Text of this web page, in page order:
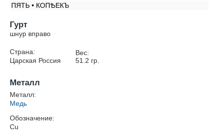
ПЯТЬ • КОПѢЕКЪ
Гурт
шнур вправо
Страна:
Царская Россия
Вес:
51.2 гр.
Металл
Металл:
Медь
Обозначение:
Cu